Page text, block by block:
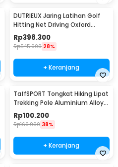
DUTRIEUX Jaring Latihan Golf
Hitting Net Driving Oxford
Durable 3M - DT23
Rp398.300
Rp545.900 28%
+ Keranjang
TaffSPORT Tongkat Hiking Lipat
Trekking Pole Aluminium Alloy
EVA 130cm - TF13
Rp100.200
Rp160.900 38%
+ Keranjang